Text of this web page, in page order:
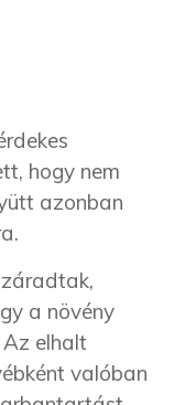
hogy nem
azonban
a növény
elhalt
valóban